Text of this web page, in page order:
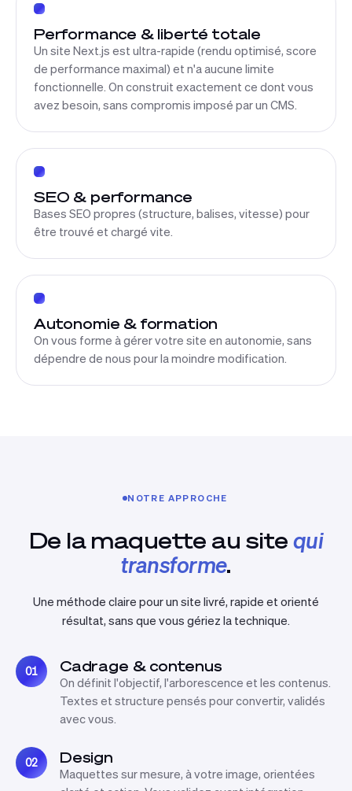
Performance & liberté totale
Un site Next.js est ultra-rapide (rendu optimisé, score
de performance maximal) et n'a aucune limite
fonctionnelle. On construit exactement ce dont vous
avez besoin, sans compromis imposé par un CMS.
SEO & performance
Bases SEO propres (structure, balises, vitesse) pour
être trouvé et chargé vite.
Autonomie & formation
On vous forme à gérer votre site en autonomie, sans
dépendre de nous pour la moindre modification.
NOTRE APPROCHE
De la maquette au site qui
transforme.
Une méthode claire pour un site livré, rapide et orienté
résultat, sans que vous gériez la technique.
01 Cadrage & contenus
On définit l'objectif, l'arborescence et les contenus.
Textes et structure pensés pour convertir, validés
avec vous.
02 Design
Maquettes sur mesure, à votre image, orientées